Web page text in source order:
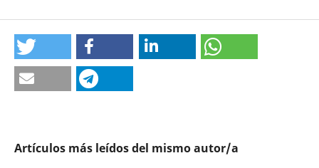
Artículos más leídos del mismo autor/a